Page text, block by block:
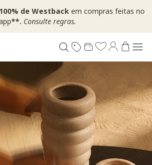
de Westback em compras feitas no
**. Consulte regras.